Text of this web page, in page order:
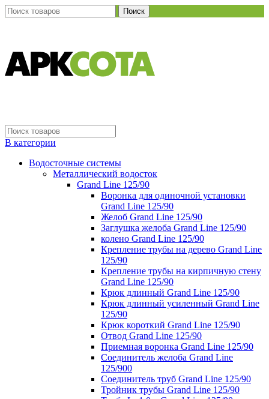
Поиск
В категории
Водосточные системы
Металлический водосток
Grand Line 125/90
Воронка для одиночной установки
Grand Line 125/90
Желоб Grand Line 125/90
Заглушка желоба Grand Line 125/90
колено Grand Line 125/90
Крепление трубы на дерево Grand Line
125/90
Крепление трубы на кирпичную стену
Grand Line 125/90
Крюк длинный Grand Line 125/90
Крюк длинный усиленный Grand Line
125/90
Крюк короткий Grand Line 125/90
Отвод Grand Line 125/90
Приемная воронка Grand Line 125/90
Соединитель желоба Grand Line
125/900
Соединитель труб Grand Line 125/90
Тройник трубы Grand Line 125/90